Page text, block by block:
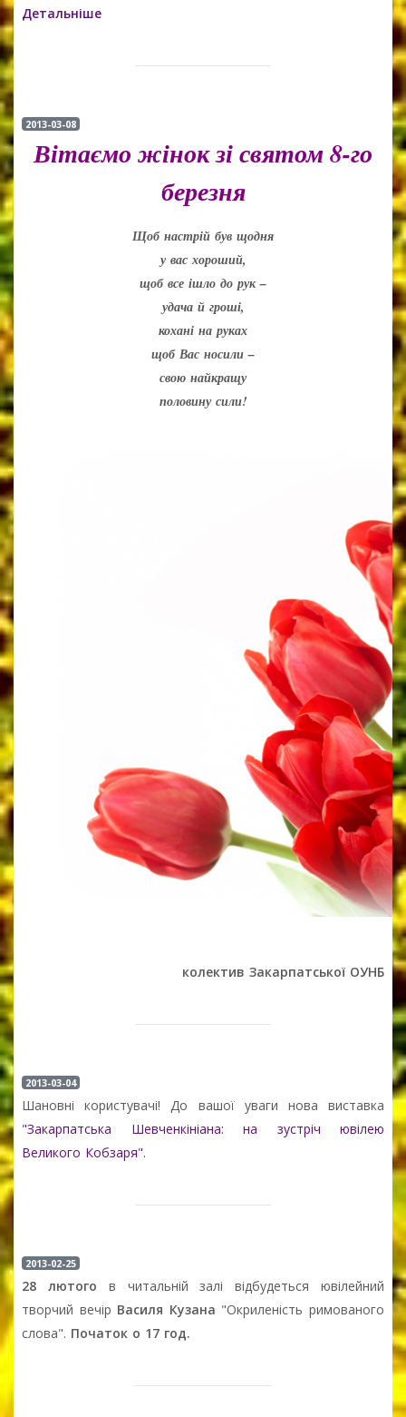
Детальніше
2013-03-08
Вітаємо жінок зі святом 8-го
березня
Щоб настрій був щодня
у вас хороший,
щоб все ішло до рук –
удача й гроші,
кохані на руках
щоб Вас носили –
свою найкращу
половину сили!
колектив Закарпатської ОУНБ
2013-03-04
Шановні користувачі! До вашої уваги нова виставка
"Закарпатська Шевченкініана: на зустріч ювілею
Великого Кобзаря".
2013-02-25
28 лютого в читальній залі відбудеться ювілейний
творчий вечір Василя Кузана "Окриленість римованого
слова". Початок о 17 год.